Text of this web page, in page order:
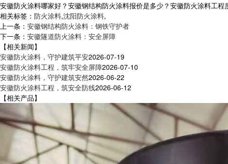
安徽防火涂料哪家好？安徽钢结构防火涂料报价是多少？安徽防火涂料工
相关标签： 防火涂料,沈阳防火涂料,
上一条： 安徽钢结构防火涂料：钢铁守护者
下一条： 安徽隧道防火涂料：安全屏障
【相关新闻】
安徽防火涂料，守护建筑平安2026-07-19
安徽防火涂料工程，筑牢安全屏障2026-07-10
安徽防火涂料，守护建筑安然2026-06-22
安徽防火涂料工程，筑安全防线2026-06-12
【相关产品】